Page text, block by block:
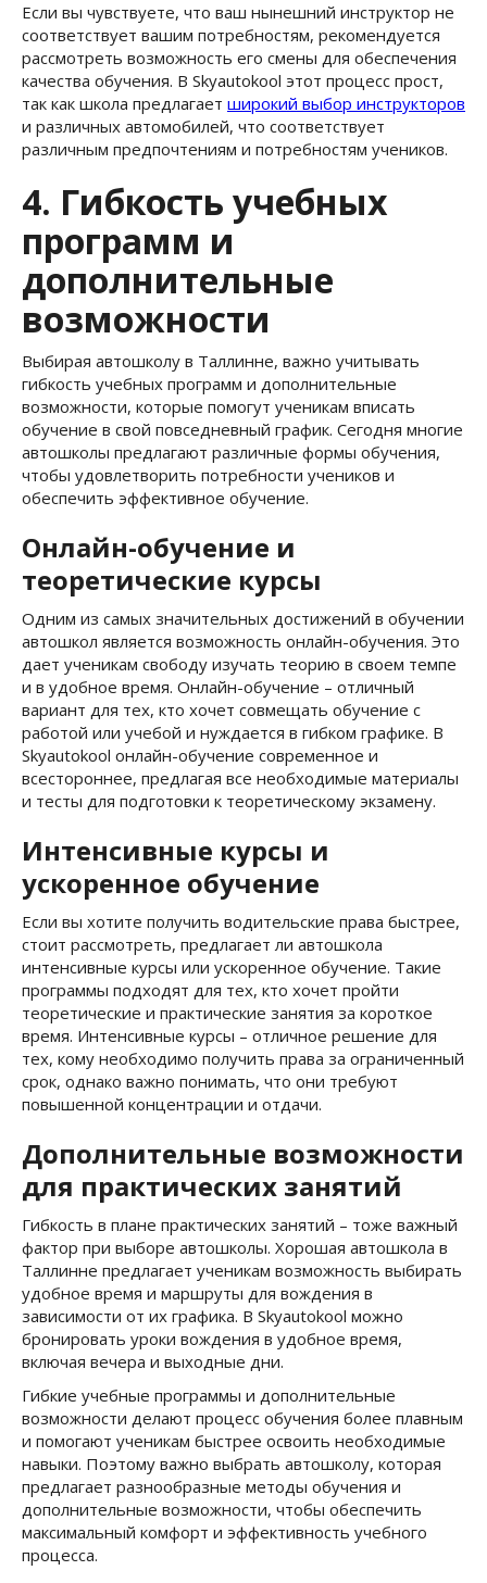
Если вы чувствуете, что ваш нынешний инструктор не
соответствует вашим потребностям, рекомендуется
рассмотреть возможность его смены для обеспечения
качества обучения. В Skyautokool этот процесс прост,
так как школа предлагает широкий выбор инструкторов
и различных автомобилей, что соответствует
различным предпочтениям и потребностям учеников.
4. Гибкость учебных
программ и
дополнительные
возможности
Выбирая автошколу в Таллинне, важно учитывать
гибкость учебных программ и дополнительные
возможности, которые помогут ученикам вписать
обучение в свой повседневный график. Сегодня многие
автошколы предлагают различные формы обучения,
чтобы удовлетворить потребности учеников и
обеспечить эффективное обучение.
Онлайн-обучение и
теоретические курсы
Одним из самых значительных достижений в обучении
автошкол является возможность онлайн-обучения. Это
дает ученикам свободу изучать теорию в своем темпе
и в удобное время. Онлайн-обучение – отличный
вариант для тех, кто хочет совмещать обучение с
работой или учебой и нуждается в гибком графике. В
Skyautokool онлайн-обучение современное и
всестороннее, предлагая все необходимые материалы
и тесты для подготовки к теоретическому экзамену.
Интенсивные курсы и
ускоренное обучение
Если вы хотите получить водительские права быстрее,
стоит рассмотреть, предлагает ли автошкола
интенсивные курсы или ускоренное обучение. Такие
программы подходят для тех, кто хочет пройти
теоретические и практические занятия за короткое
время. Интенсивные курсы – отличное решение для
тех, кому необходимо получить права за ограниченный
срок, однако важно понимать, что они требуют
повышенной концентрации и отдачи.
Дополнительные возможности
для практических занятий
Гибкость в плане практических занятий – тоже важный
фактор при выборе автошколы. Хорошая автошкола в
Таллинне предлагает ученикам возможность выбирать
удобное время и маршруты для вождения в
зависимости от их графика. В Skyautokool можно
бронировать уроки вождения в удобное время,
включая вечера и выходные дни.
Гибкие учебные программы и дополнительные
возможности делают процесс обучения более плавным
и помогают ученикам быстрее освоить необходимые
навыки. Поэтому важно выбрать автошколу, которая
предлагает разнообразные методы обучения и
дополнительные возможности, чтобы обеспечить
максимальный комфорт и эффективность учебного
процесса.